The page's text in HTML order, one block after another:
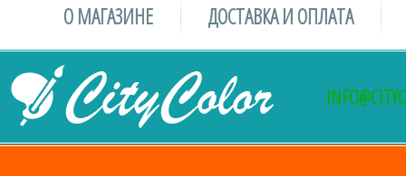
О МАГАЗИНЕ ДОСТАВКА И ОПЛАТА